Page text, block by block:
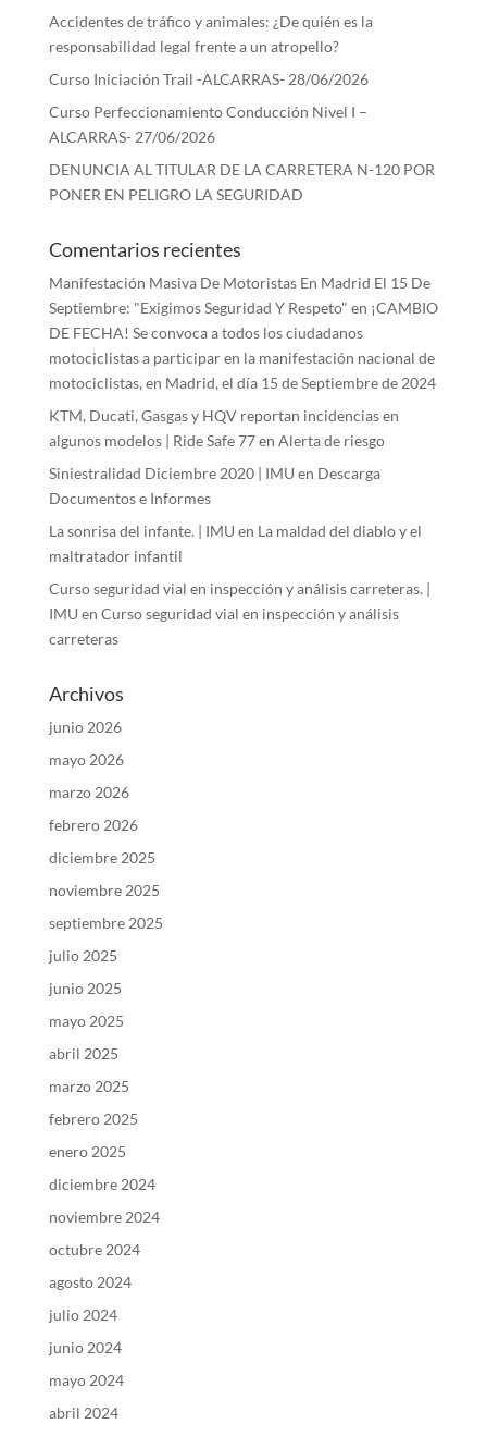
Accidentes de tráfico y animales: ¿De quién es la
responsabilidad legal frente a un atropello?
Curso Iniciación Trail -ALCARRAS- 28/06/2026
Curso Perfeccionamiento Conducción Nivel I –
ALCARRAS- 27/06/2026
DENUNCIA AL TITULAR DE LA CARRETERA N-120 POR
PONER EN PELIGRO LA SEGURIDAD
Comentarios recientes
Manifestación Masiva De Motoristas En Madrid El 15 De
Septiembre: "Exigimos Seguridad Y Respeto" en ¡CAMBIO
DE FECHA! Se convoca a todos los ciudadanos
motociclistas a participar en la manifestación nacional de
motociclistas, en Madrid, el día 15 de Septiembre de 2024
KTM, Ducati, Gasgas y HQV reportan incidencias en
algunos modelos | Ride Safe 77en Alerta de riesgo
Siniestralidad Diciembre 2020 | IMU en Descarga
Documentos e Informes
La sonrisa del infante. | IMU en La maldad del diablo y el
maltratador infantil
Curso seguridad vial en inspección y análisis carreteras. |
IMU en Curso seguridad vial en inspección y análisis
carreteras
Archivos
junio 2026
mayo 2026
marzo 2026
febrero 2026
diciembre 2025
noviembre 2025
septiembre 2025
julio 2025
junio 2025
mayo 2025
abril 2025
marzo 2025
febrero 2025
enero 2025
diciembre 2024
noviembre 2024
octubre 2024
agosto 2024
julio 2024
junio 2024
mayo 2024
abril 2024